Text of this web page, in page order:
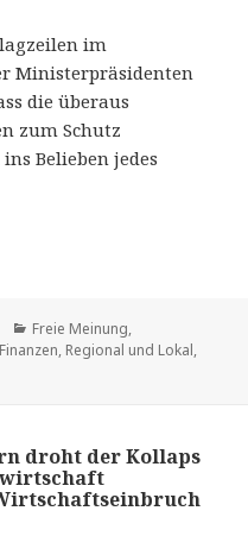
im
Ministerpräsidenten
die überaus
zum Schutz
Belieben jedes
der
Kategorien
Freie Meinung,
, Regional und Lokal,
droht der Kollaps